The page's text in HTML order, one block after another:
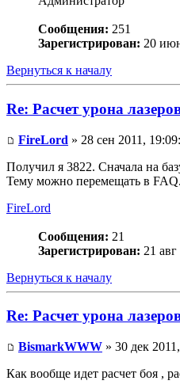
Сообщения: 251
Зарегистрирован: 20
Вернуться к началу
Re: Расчет урона
FireLord » 28 сен 2011,
Получил я 3822. Сначала на
Тему можно перемещать в FAQ.
FireLord
Сообщения: 21
Зарегистрирован: 21
Вернуться к началу
Re: Расчет урона
BismarkWWW » 30 дек
Как вообще идет расчет боя ,